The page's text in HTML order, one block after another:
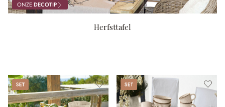
ONZEDECOTIP
Herfsttafel
Set Set